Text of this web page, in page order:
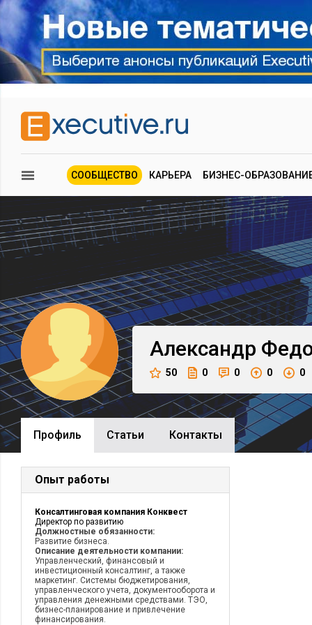
СООБЩЕСТВО КАРЬЕРА БИЗНЕС-
Александр
50 0 0 0 0
Профиль Cтатьи Контакты
Опыт работы
Консалтинговая компания Конквест
Директор по развитию
Должностные обязанности:
Развитие бизнеса.
Описание деятельности компании:
Управленческий, финансовый и
инвестиционный консалтинг, а также
маркетинг. Системы бюджетирования,
управленческого учета, документооборота и
управления денежными средствами. ТЭО,
бизнес-планирование и привлечение
финансирования.